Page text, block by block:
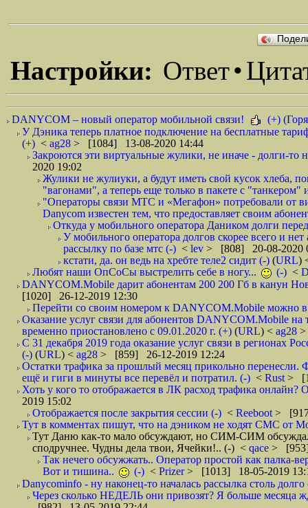
Настройки: Ответ•
DANYCOM – новый оператор мобильной связи!
(+)
У Дэника теперь платное подключение на бесплатные
(+) < ag28 > [1084] 13-08-2020 14:44
Закроются эти виртуальные жулики, не иначе - долги-то
2020 19:02
Жулики не жулиуки, а будут иметь свой кусок хлеба,
"вагонами", а теперь еще только в пакете с
"Операторы связи МТС и «Мегафон» потребовали от
Danycom известен тем, что предоставляет своим
Откуда у мобильного оператора Даником долги
У мобильного оператора долгов скорее всего и
рассылку по базе мтс (-) < lev > [808] 20-08-2020
кстати, да. он ведь на хребте теле2 сидит (-) (URL)
Любят наши ОпСоСы выстрелить себе в ногу...
(-) <
DANYCOM.Mobile дарит абонентам 200 200 Гб в канун
[1020] 26-12-2019 12:30
Перейти со своим номером к DANYCOM.Mobile можно в
Оказание услуг связи для абонентов DANYCOM.Mobile
временно приостановлено с 09.01.2020 г. (+) (URL) < ag28 >
С 31 декабря 2019 года оказание услуг связи в регионах
(-) (URL) < ag28 > [859] 26-12-2019 12:24
Остатки трафика за прошлый месяц прикольно
ещё и гиги в минуты все перевёл и потратил. (-) < Rust >
Хоть у кого то отображается в ЛК расход трафика
2019 15:02
Отображается после закрытия сессии (-) < Reeboot >
Тут в комментах пишут, что на дэником не ходят СМС от
Тут Даню как-то мало обсуждают, но СИМ-СИМ
сподручнее. Чудны дела твои, Ячейки!.. (-) < qace > [953]
Так нечего обсужжать.. Оператор простой как палка-
Вот и тишина..
(-) < Prizer> [1013] 18-05-2019
Danycominfo - ну наконец-то началась рассылка столь
Через сколько НЕДЕЛЬ они привозят? Я больше месяца